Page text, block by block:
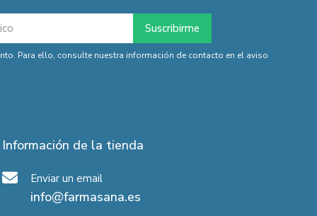
Para ello, consulte nuestra información de contacto en el aviso
Información de la tienda
Enviar un email
info@farmasana.es